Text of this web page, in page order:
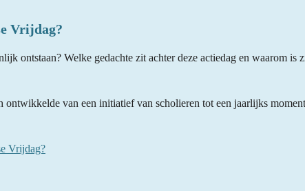
Vrijdag?
ontstaan? Welke gedachte zit achter deze actiedag en waarom
ontwikkelde van een initiatief van scholieren tot een jaarlijks
Vrijdag?